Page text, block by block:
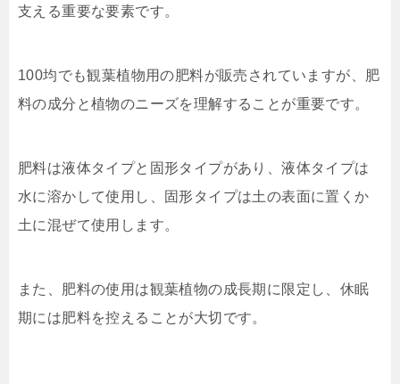
支える重要な要素です。
100均でも観葉植物用の肥料が販売されていますが、肥
料の成分と植物のニーズを理解することが重要です。
肥料は液体タイプと固形タイプがあり、液体タイプは
水に溶かして使用し、固形タイプは土の表面に置くか
土に混ぜて使用します。
また、肥料の使用は観葉植物の成長期に限定し、休眠
期には肥料を控えることが大切です。